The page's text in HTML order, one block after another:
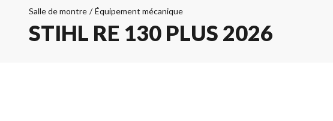
Salle de montre / Équipement mécanique
STIHL RE 130 PLUS 2026